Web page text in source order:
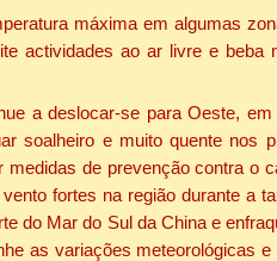
máxima em algumas
actividades ao ar livre e beba
a deslocar-se para Oeste,
soalheiro e muito quente nos
de prevenção contra o
fortes na região durante a
do Mar do Sul da China e
as variações meteorológicas